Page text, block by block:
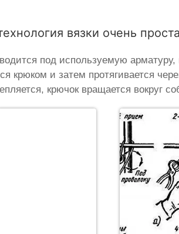
вязки очень
под используемую
крюком и затем протягивается
крючок вращается вокруг